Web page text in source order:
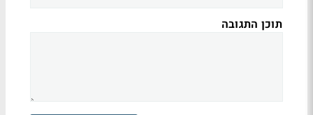
תוכן התגובה